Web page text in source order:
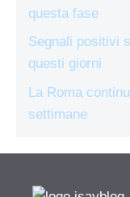
questa fase
Segnali positivi
questi giorni
La Roma
settimane